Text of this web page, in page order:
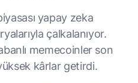
yapay zeka
çalkalanıyor.
memecoinler son
kârlar getirdi.